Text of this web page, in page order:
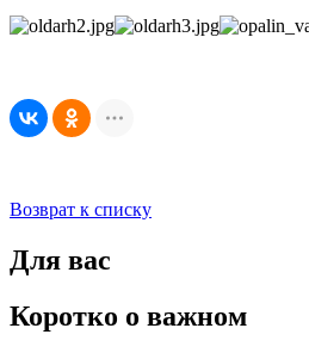
Возврат к списку
Для вас
Коротко о важном